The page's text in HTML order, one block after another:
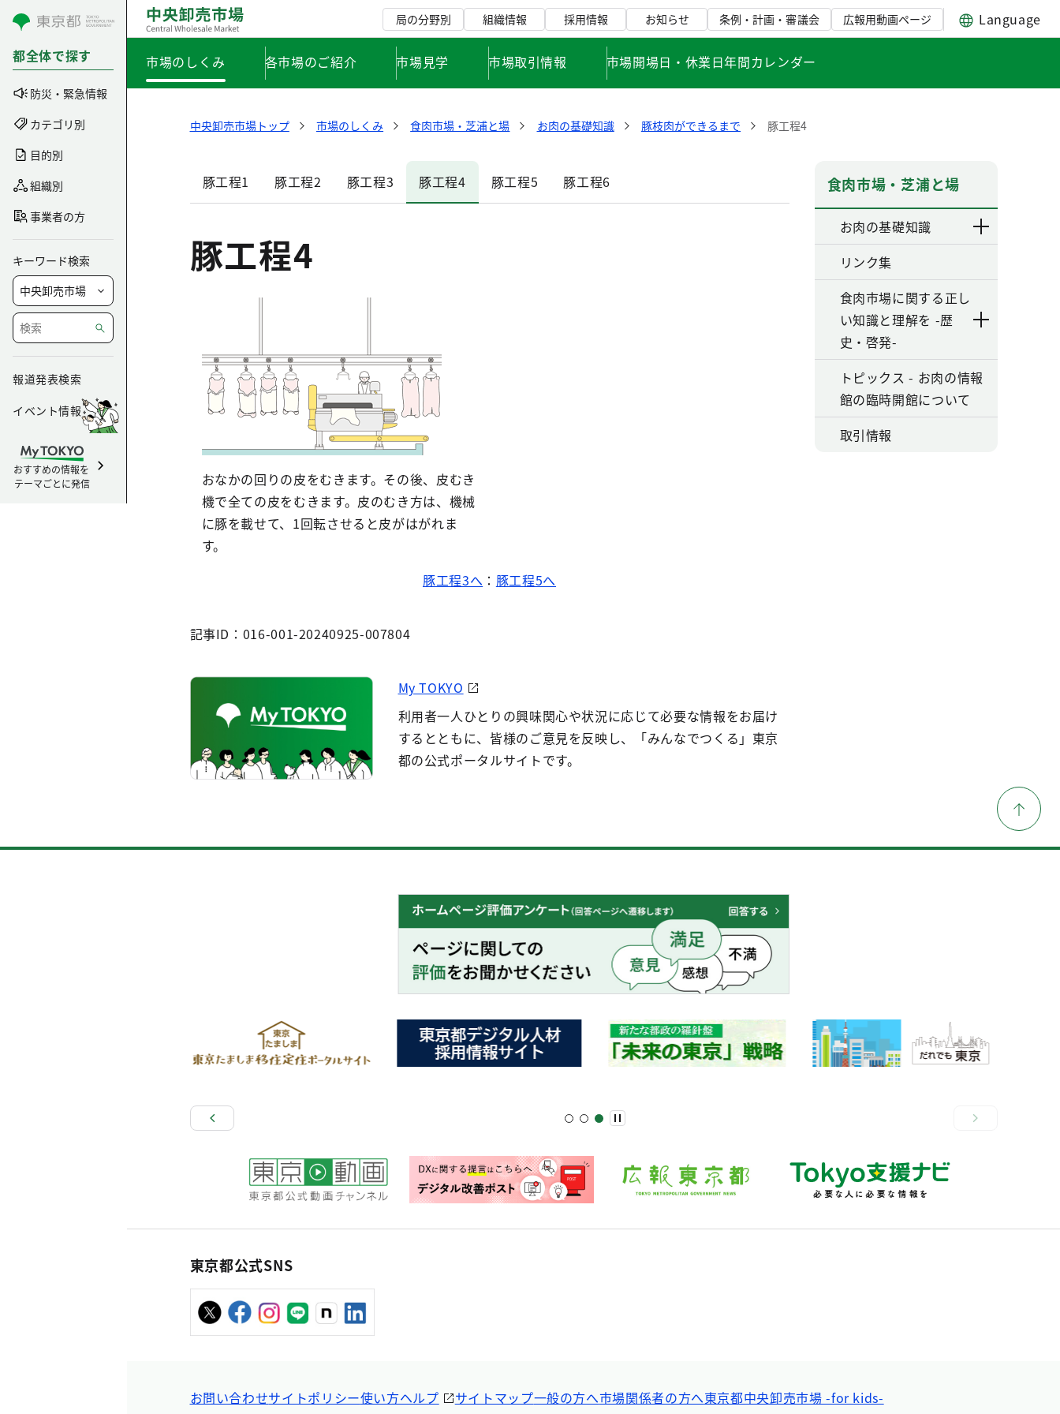
コンテンツにスキップ
都全体で探す
防災・緊急情報
カテゴリ別
目的別
組織別
事業者の方
キーワード検索
報道発表検索
イベント情報
おすすめの情報を
テーマごとに発信
局の分野別 組織情報 採用情報 お知らせ 条例・計画・審議会 広報用動画ページ Language
市場のしくみ 各市場のご紹介 市場見学 市場取引情報 市場開場日・休業日年間カレンダー
中央卸売市場トップ 市場のしくみ 食肉市場・芝浦と場 お肉の基礎知識 豚枝肉ができるまで 豚工程4
豚工程1 豚工程2 豚工程3 豚工程4 豚工程5 豚工程6
豚工程4
おなかの回りの皮をむきます。その後、皮むき
機で全ての皮をむきます。皮のむき方は、機械
に豚を載せて、1回転させると皮がはがれま
す。
豚工程3へ ： 豚工程5へ
記事ID：016-001-20240925-007804
My TOKYO
利用者一人ひとりの興味関心や状況に応じて必要な情報をお届け
するとともに、皆様のご意見を反映し、「みんなでつくる」東京
都の公式ポータルサイトです。
食肉市場・芝浦と場
お肉の基礎知識
リンク集
食肉市場に関する正し
い知識と理解を -歴
史・啓発-
トピックス - お肉の情報
館の臨時開館について
取引情報
東京都公式SNS
お問い合わせサイトポリシー使い方ヘルプ サイトマップ一般の方へ市場関係者の方へ東京都中央卸売市場 -for kids-